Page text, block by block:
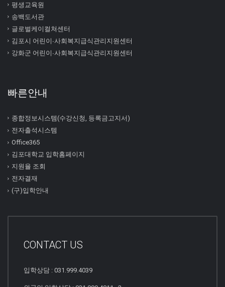
평생교육원
송백도서관
글로벌케이컬쳐센터
김포시 어린이∙사회복지급식관리지원센터
강화군 어린이∙사회복지급식관리지원센터
빠른안내
종합정보시스템(수강신청, 등록금고지서)
전자출석시스템
Office365
김포대학교 입학홈페이지
지원율 조회
전자결재
(구)입학안내
CONTACT US
입학상담 : 031.999.4039